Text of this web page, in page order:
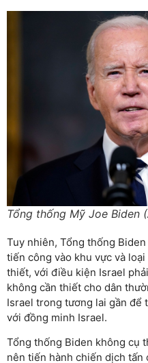
Tổng thống Mỹ Joe Biden
Tuy nhiên, Tổng thống
tiến công vào khu vực và
thiết, với điều kiện Israel
không cần thiết cho dân
Israel trong tương lai gần để
với đồng minh Israel.
Tổng thống Biden không cụ
nên tiến hành chiến dịch tấn